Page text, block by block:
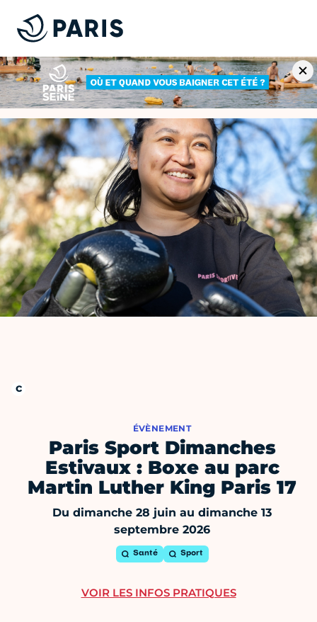
ÉVÈNEMENT
Paris Sport Dimanches
Estivaux : Boxe au parc
Martin Luther King Paris 17
Du dimanche 28 juin au dimanche 13
septembre 2026
Santé Sport
VOIR LES INFOS PRATIQUES